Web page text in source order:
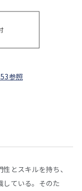
参照
とスキルを持ち、
している。そのた